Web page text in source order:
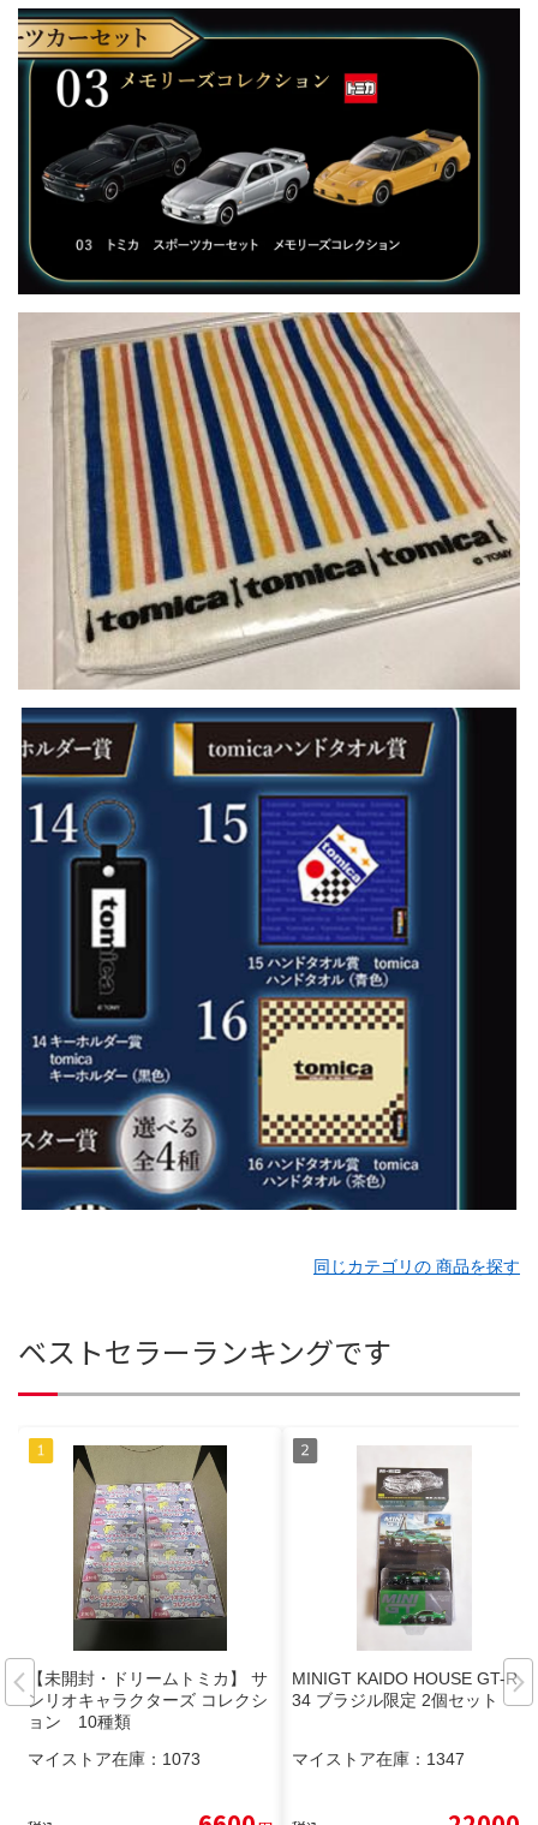
同じカテゴリの 商品を探す
ベストセラーランキングです
【未開封・ドリームトミカ】 サ
ンリオキャラクターズ コレクシ
ョン 10種類
マイストア在庫： 1073
MINIGT KAIDO HOUSE GT-R R
34 ブラジル限定 2個セット
マイストア在庫： 1347